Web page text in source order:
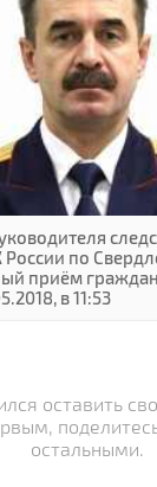
по
приём
в 11:53
оставить
остальными.